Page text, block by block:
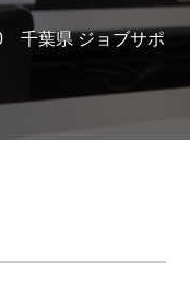
千葉県 ジョブサポ